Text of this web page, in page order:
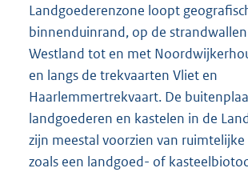
Landgoederenzone loopt
binnenduinrand, op de
Westland tot en met
en langs de trekvaarten Vliet en
Haarlemmertrekvaart. De
landgoederen en kastelen in de
zijn meestal voorzien van
zoals een landgoed- of